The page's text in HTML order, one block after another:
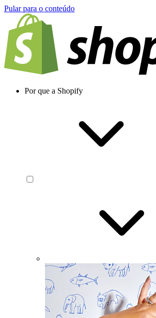
Pular para o conteúdo
Por que a Shopify